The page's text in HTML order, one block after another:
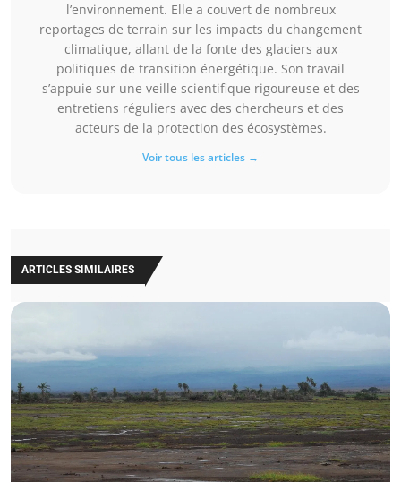
l’environnement. Elle a couvert de nombreux
reportages de terrain sur les impacts du changement
climatique, allant de la fonte des glaciers aux
politiques de transition énergétique. Son travail
s’appuie sur une veille scientifique rigoureuse et des
entretiens réguliers avec des chercheurs et des
acteurs de la protection des écosystèmes.
Voir tous les articles →
ARTICLES SIMILAIRES